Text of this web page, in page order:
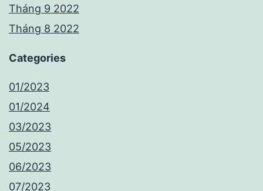
Tháng 9 2022
Tháng 8 2022
Categories
01/2023
01/2024
03/2023
05/2023
06/2023
07/2023